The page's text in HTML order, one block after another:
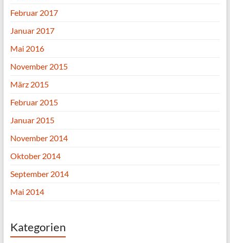
Februar 2017
Januar 2017
Mai 2016
November 2015
März 2015
Februar 2015
Januar 2015
November 2014
Oktober 2014
September 2014
Mai 2014
Kategorien